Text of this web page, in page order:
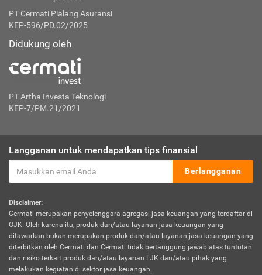
PT Cermati Pialang Asuransi
KEP-596/PD.02/2025
Didukung oleh
PT Artha Investa Teknologi
KEP-7/PM.21/2021
Langganan untuk mendapatkan tips finansial
Berlangganan
Disclaimer:
Cermati merupakan penyelenggara agregasi jasa keuangan yang terdaftar di
OJK. Oleh karena itu, produk dan/atau layanan jasa keuangan yang
ditawarkan bukan merupakan produk dan/atau layanan jasa keuangan yang
diterbitkan oleh Cermati dan Cermati tidak bertanggung jawab atas tuntutan
dan risiko terkait produk dan/atau layanan LJK dan/atau pihak yang
melakukan kegiatan di sektor jasa keuangan.